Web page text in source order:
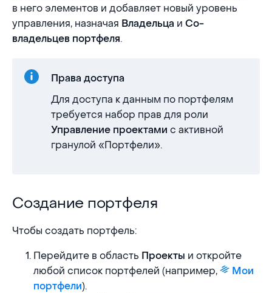
в него элементов и добавляет новый уровень
управления, назначая Владельца и Со-
владельцев портфеля.
Права доступа
Для доступа к данным по портфелям
требуется набор прав для роли
Управление проектами с активной
гранулой «Портфели».
Создание портфеля
Создание портфеля
Чтобы создать портфель:
Перейдите в область Проекты и откройте
любой список портфелей (например,
Мои
портфели).